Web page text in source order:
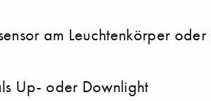
am Leuchtenkörper
Up- oder Downlight